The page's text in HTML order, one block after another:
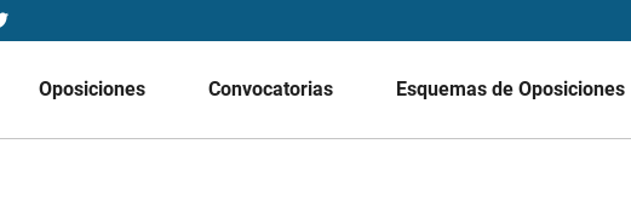
Oposiciones Convocatorias Esquemas de Oposiciones